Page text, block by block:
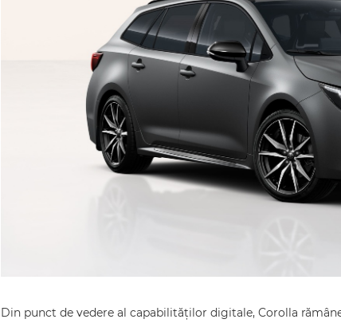
Din punct de vedere al capabilităților digitale, Corolla